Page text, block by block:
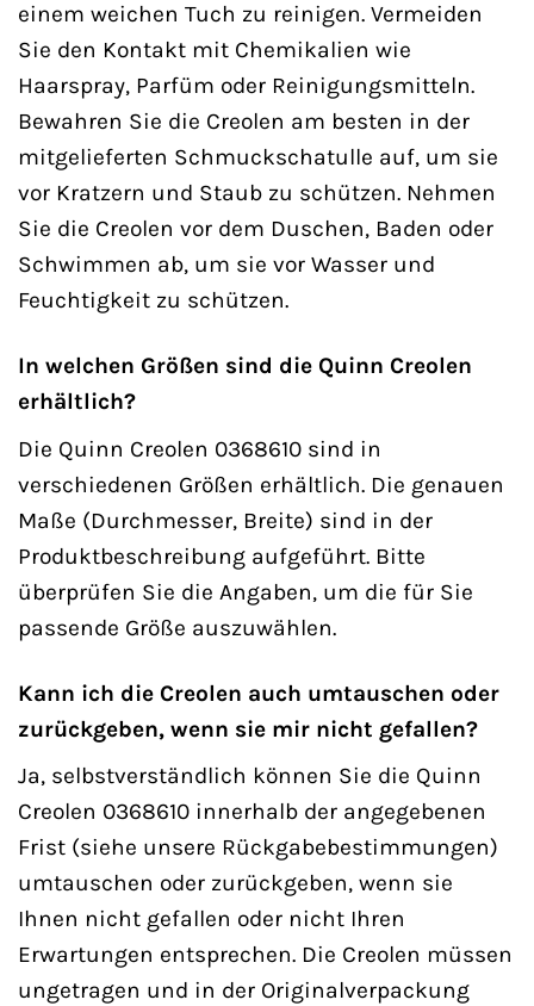
einem weichen Tuch zu reinigen. Vermeiden
Sie den Kontakt mit Chemikalien wie
Haarspray, Parfüm oder Reinigungsmitteln.
Bewahren Sie die Creolen am besten in der
mitgelieferten Schmuckschatulle auf, um sie
vor Kratzern und Staub zu schützen. Nehmen
Sie die Creolen vor dem Duschen, Baden oder
Schwimmen ab, um sie vor Wasser und
Feuchtigkeit zu schützen.
In welchen Größen sind die Quinn Creolen
erhältlich?
Die Quinn Creolen 0368610 sind in
verschiedenen Größen erhältlich. Die genauen
Maße (Durchmesser, Breite) sind in der
Produktbeschreibung aufgeführt. Bitte
überprüfen Sie die Angaben, um die für Sie
passende Größe auszuwählen.
Kann ich die Creolen auch umtauschen oder
zurückgeben, wenn sie mir nicht gefallen?
Ja, selbstverständlich können Sie die Quinn
Creolen 0368610 innerhalb der angegebenen
Frist (siehe unsere Rückgabebestimmungen)
umtauschen oder zurückgeben, wenn sie
Ihnen nicht gefallen oder nicht Ihren
Erwartungen entsprechen. Die Creolen müssen
ungetragen und in der Originalverpackung